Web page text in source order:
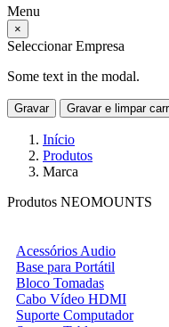
Menu
×
Seleccionar Empresa
Some text in the modal.
Gravar Gravar e limpar
Início
Produtos
Marca
Produtos NEOMOUNTS
Acessórios Audio
Base para Portátil
Bloco Tomadas
Cabo Vídeo HDMI
Suporte Computador